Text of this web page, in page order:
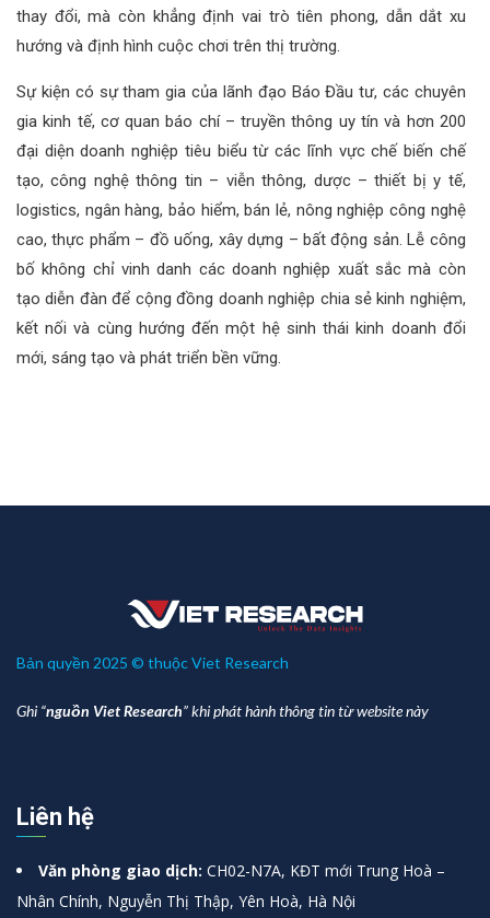
thay đổi, mà còn khẳng định vai trò tiên phong, dẫn dắt xu
hướng và định hình cuộc chơi trên thị trường.
Sự kiện có sự tham gia của lãnh đạo Báo Đầu tư, các chuyên
gia kinh tế, cơ quan báo chí – truyền thông uy tín và hơn 200
đại diện doanh nghiệp tiêu biểu từ các lĩnh vực chế biến chế
tạo, công nghệ thông tin – viễn thông, dược – thiết bị y tế,
logistics, ngân hàng, bảo hiểm, bán lẻ, nông nghiệp công nghệ
cao, thực phẩm – đồ uống, xây dựng – bất động sản. Lễ công
bố không chỉ vinh danh các doanh nghiệp xuất sắc mà còn
tạo diễn đàn để cộng đồng doanh nghiệp chia sẻ kinh nghiệm,
kết nối và cùng hướng đến một hệ sinh thái kinh doanh đổi
mới, sáng tạo và phát triển bền vững.
Bản quyền 2025 © thuộc Viet Research
Ghi “nguồn Viet Research” khi phát hành thông tin từ website này
Liên hệ
Văn phòng giao dịch: CH02-N7A, KĐT mới Trung Hoà –
Nhân Chính, Nguyễn Thị Thập, Yên Hoà, Hà Nội